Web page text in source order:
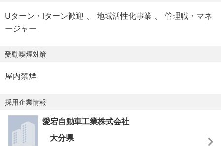
「働きやすい職場環境の整備」と「高品質な製品のご提
供」を行うため、今後、工場棟の増設、最新設備の導入を
計画しています。
今後も主力事業を強みに、幅広い事業展開をめざす当社が
見据えるのは、現在４５都道府県への納入実績を４７都道
です。
その幅広いフィールドで意欲的に取り組み、新しいことに
チャレンジしたい人を当社では求めています。
大企業に埋もれるのではなく、個人の力が大きな存在感を
・有給休暇（入社6か月経過後の年次有給休暇日数10日）
・昇給 年1回
※1月あたり4,000円〜6,200円（前年度実績）
・賞与 年2回
【福利厚生】
・社会保険完備（雇用保険，労災保険，健康保険，厚生年
金）
Uターン・Iターン歓迎 地域活性化事業
管理職・マネ
ージャー
受動喫煙対策
屋内禁煙
採用企業情報
愛宕自動車工業株式会社
大分県